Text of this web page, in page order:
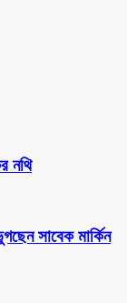
নথি
সাবেক মার্কিন